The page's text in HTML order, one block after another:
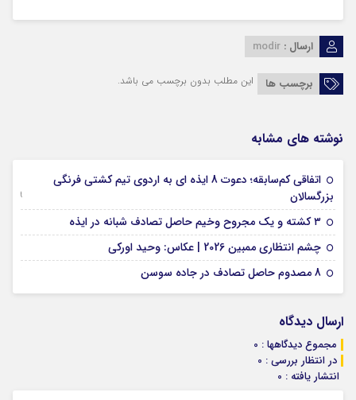
ارسال : modir
برچسب ها این مطلب بدون برچسب می باشد.
نوشته های مشابه
اتفاقی کم‌سابقه؛ دعوت 8 ایذه ای به اردوی تیم کشتی فرنگی
بزرگسالان
09 جولای 2026
۳ کشته و یک مجروح وخیم حاصل تصادف شبانه در ایذه
چشم انتظاری ممبین 2026 | عکاس: وحید اورکی
8 مصدوم حاصل تصادف در جاده سوسن
ارسال دیدگاه
مجموع دیدگاهها : 0
در انتظار بررسی : 0
انتشار یافته : 0